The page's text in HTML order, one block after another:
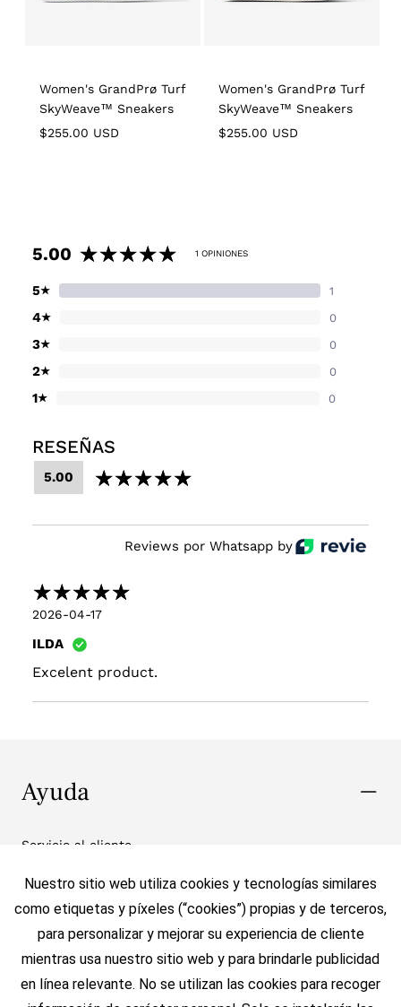
Women's GrandPrø Turf
SkyWeave™ Sneakers
Regular
$255.00 USD
Women's GrandPrø Turf
SkyWeave™ Sneakers
Regular
$255.00 USD
5.00 1 OPINIONES
5★ 1
4★ 0
3★ 0
2★ 0
1★ 0
RESEÑAS
5.00
Reviews por Whatsapp by
2026-04-17
ILDA
Excelent product.
Ayuda
Servicio al cliente
Ubicación de Tiendas
Contáctanos
Protección de Marca
Nuestro sitio web utiliza cookies y tecnologías similares
como etiquetas y píxeles (“cookies”) propias y de terceros,
para personalizar y mejorar su experiencia de cliente
mientras usa nuestro sitio web y para brindarle publicidad
en línea relevante. No se utilizan las cookies para recoger